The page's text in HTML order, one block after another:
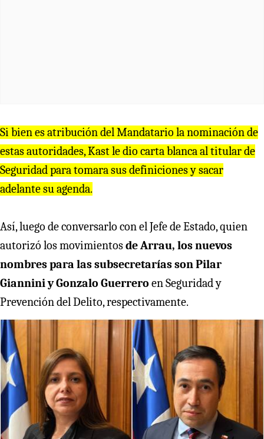
Si bien es atribución del Mandatario la nominación de
estas autoridades, Kast le dio carta blanca al titular de
Seguridad para tomara sus definiciones y sacar
adelante su agenda.
Así, luego de conversarlo con el Jefe de Estado, quien
autorizó los movimientosde Arrau, los nuevos
nombres para las subsecretarías son Pilar
Giannini y Gonzalo Guerrero en Seguridad y
Prevención del Delito, respectivamente.